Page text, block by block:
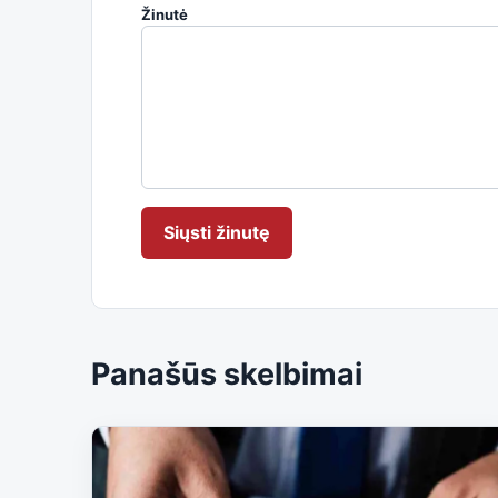
Žinutė
Siųsti žinutę
Panašūs skelbimai